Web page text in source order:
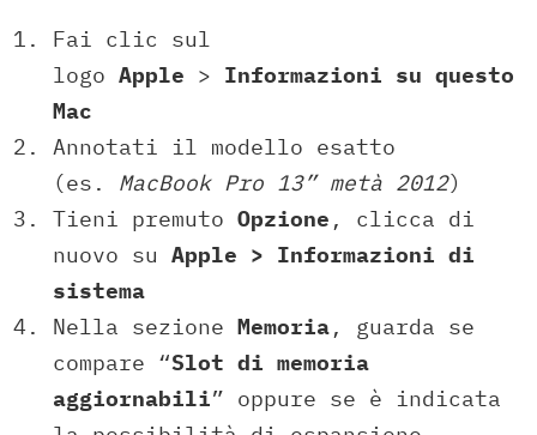
Fai clic sul
logo Apple > Informazioni su questo
Mac
Annotati il modello esatto
(es. MacBook Pro 13” metà 2012)
Tieni premuto Opzione , clicca di
nuovo su Apple > Informazioni di
sistema
Nella sezione Memoria, guarda se
compare “Slot di memoria
aggiornabili” oppure se è indicata